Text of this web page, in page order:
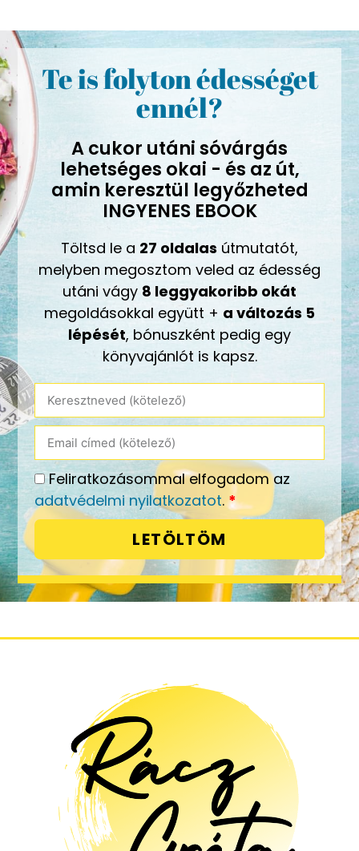
Te is folyton édességet
ennél?
A cukor utáni sóvárgás
lehetséges okai - és az út,
amin keresztül legyőzheted
INGYENES EBOOK
Töltsd le a 27 oldalas útmutatót,
melyben megosztom veled az édesség
utáni vágy 8 leggyakoribb okát
megoldásokkal együtt + a változás 5
lépését, bónuszként pedig egy
könyvajánlót is kapsz.
Feliratkozásommal elfogadom az
adatvédelmi nyilatkozatot.*
LETÖLTÖM